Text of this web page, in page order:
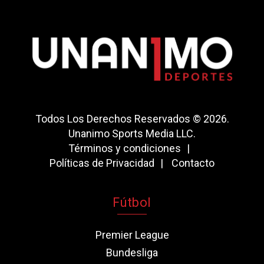
Todos Los Derechos Reservados © 2026.
Unanimo Sports Media LLC.
Términos y condiciones
Políticas de Privacidad
Contacto
Fútbol
Premier League
Bundesliga